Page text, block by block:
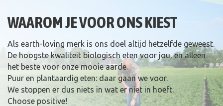
WAAROM JE VOOR ONS KIEST
Als earth-loving merk is ons doel altijd hetzelfde geweest.
De hoogste kwaliteit biologisch eten voor jou, en alleen
het beste voor onze mooie aarde.
Puur en plantaardig eten: daar gaan we voor.
We stoppen er dus niets in wat er niet in hoeft.
Choose positive!